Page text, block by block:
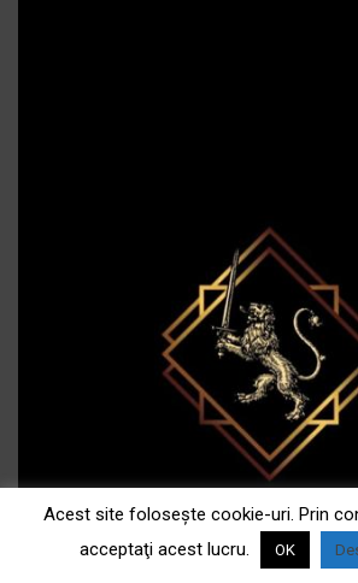
Acest site foloseşte cookie-uri. Prin
acceptaţi acest lucru.
OK